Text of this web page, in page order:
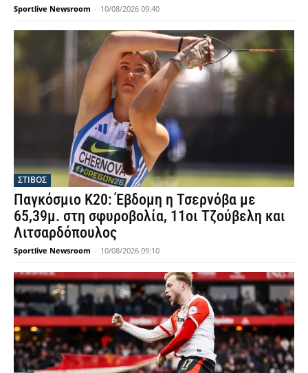
Sportlive Newsroom - 10/08/2026 09:40
ΣΤΙΒΟΣ
Παγκόσμιο Κ20: Έβδομη η Τσερνόβα με
65,39μ. στη σφυροβολία, 11οι Τζούβελη και
Λιτσαρδόπουλος
Sportlive Newsroom - 10/08/2026 09:10